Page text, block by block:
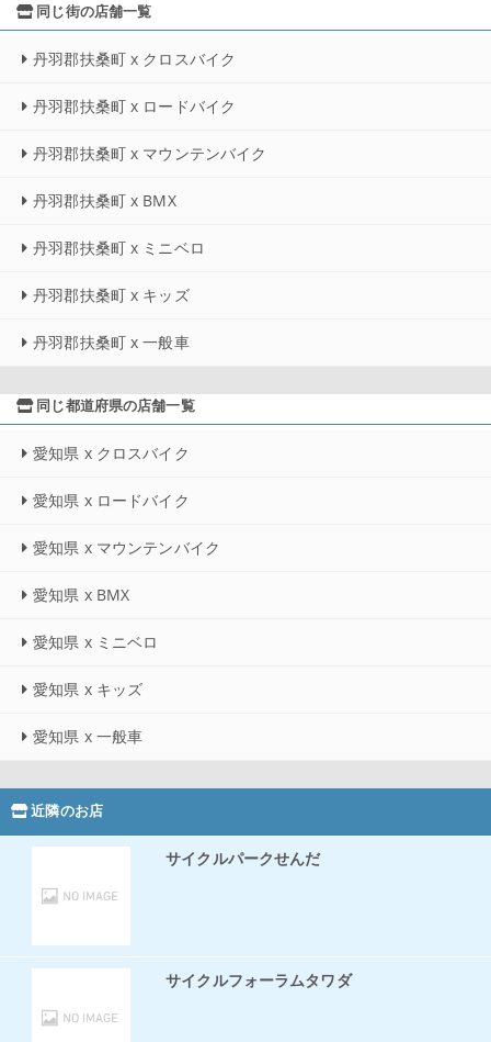
同じ街の店舗一覧
丹羽郡扶桑町 x クロスバイク
丹羽郡扶桑町 x ロードバイク
丹羽郡扶桑町 x マウンテンバイク
丹羽郡扶桑町 x BMX
丹羽郡扶桑町 x ミニベロ
丹羽郡扶桑町 x キッズ
丹羽郡扶桑町 x 一般車
同じ都道府県の店舗一覧
愛知県 x クロスバイク
愛知県 x ロードバイク
愛知県 x マウンテンバイク
愛知県 x BMX
愛知県 x ミニベロ
愛知県 x キッズ
愛知県 x 一般車
近隣のお店
サイクルパークせんだ
サイクルフォーラムタワダ